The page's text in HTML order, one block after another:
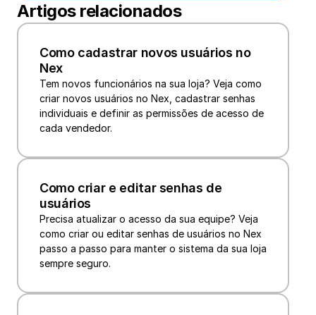
Artigos relacionados
Como cadastrar novos usuários no
Nex
Tem novos funcionários na sua loja? Veja como
criar novos usuários no Nex, cadastrar senhas
individuais e definir as permissões de acesso de
cada vendedor.
Como criar e editar senhas de
usuários
Precisa atualizar o acesso da sua equipe? Veja
como criar ou editar senhas de usuários no Nex
passo a passo para manter o sistema da sua loja
sempre seguro.